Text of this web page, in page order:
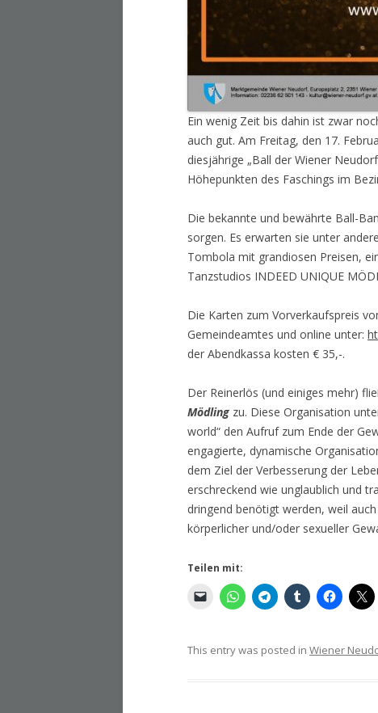
Ein wenig Zeit bis dahin ist zwar
auch gut. Am Freitag, den 17.
diesjährige „Ball der Wiener
Höhepunkten des Faschings im
Die bekannte und bewährte Ball-
sorgen. Es erwarten sie unter
Tombola mit grandiosen Preisen,
Tanzstudios INDEED UNIQUE
Die Karten zum Vorverkaufspreis
Gemeindeamtes und online unter:
der Abendkassa kosten € 35,-.
Der Reinerlös (und einiges mehr)
Mödling zu. Diese Organisation
world“ den Aufruf zum Ende der
engagierte, dynamische
dem Ziel der Verbesserung der
erschreckend wie unglaublich und
dringend benötigt werden, weil
körperlicher und/oder sexueller
Teilen mit:
This entry was posted in Wiener